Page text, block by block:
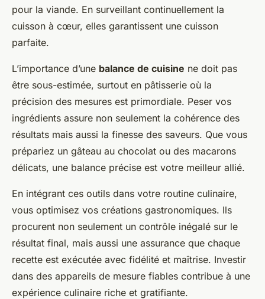
pour la viande. En surveillant continuellement la
cuisson à cœur, elles garantissent une cuisson
parfaite.
L’importance d’une balance de cuisine ne doit pas
être sous-estimée, surtout en pâtisserie où la
précision des mesures est primordiale. Peser vos
ingrédients assure non seulement la cohérence des
résultats mais aussi la finesse des saveurs. Que vous
prépariez un gâteau au chocolat ou des macarons
délicats, une balance précise est votre meilleur allié.
En intégrant ces outils dans votre routine culinaire,
vous optimisez vos créations gastronomiques. Ils
procurent non seulement un contrôle inégalé sur le
résultat final, mais aussi une assurance que chaque
recette est exécutée avec fidélité et maîtrise. Investir
dans des appareils de mesure fiables contribue à une
expérience culinaire riche et gratifiante.